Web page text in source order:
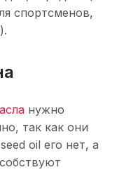
спортсменов,
нужно
так как они
oil его нет, а